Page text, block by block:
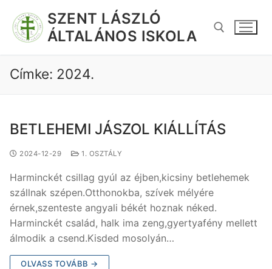
SZENT LÁSZLÓ
ÁLTALÁNOS ISKOLA
Címke: 2024.
BETLEHEMI JÁSZOL KIÁLLÍTÁS
2024-12-29 1. OSZTÁLY
Harminckét csillag gyúl az éjben,kicsiny betlehemek
szállnak szépen.Otthonokba, szívek mélyére
érnek,szenteste angyali békét hoznak néked.
Harminckét család, halk ima zeng,gyertyafény mellett
álmodik a csend.Kisded mosolyán…
OLVASS TOVÁBB →